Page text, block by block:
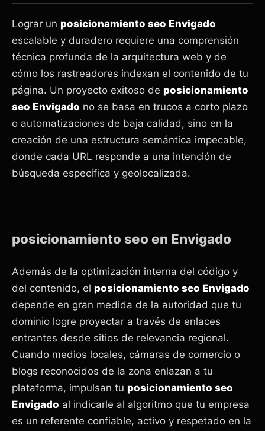
Lograr un posicionamiento seo Envigado
escalable y duradero requiere una comprensión
técnica profunda de la arquitectura web y de
cómo los rastreadores indexan el contenido de tu
página. Un proyecto exitoso de posicionamiento
seo Envigado no se basa en trucos a corto plazo
o automatizaciones de baja calidad, sino en la
creación de una estructura semántica impecable,
donde cada URL responde a una intención de
búsqueda específica y geolocalizada.
posicionamiento seo en Envigado
Además de la optimización interna del código y
del contenido, el posicionamiento seo Envigado
depende en gran medida de la autoridad que tu
dominio logre proyectar a través de enlaces
entrantes desde sitios de relevancia regional.
Cuando medios locales, cámaras de comercio o
blogs reconocidos de la zona enlazan a tu
plataforma, impulsan tu posicionamiento seo
Envigado al indicarle al algoritmo que tu empresa
es un referente confiable, activo y respetado en la